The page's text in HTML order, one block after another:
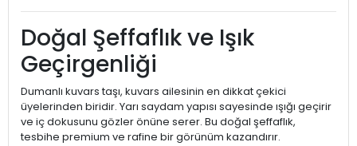
Doğal Şeffaflık ve Işık
Geçirgenliği
Dumanlı kuvars taşı, kuvars ailesinin en dikkat çekici
üyelerinden biridir. Yarı saydam yapısı sayesinde ışığı geçirir
ve iç dokusunu gözler önüne serer. Bu doğal şeffaflık,
tesbihe premium ve rafine bir görünüm kazandırır.